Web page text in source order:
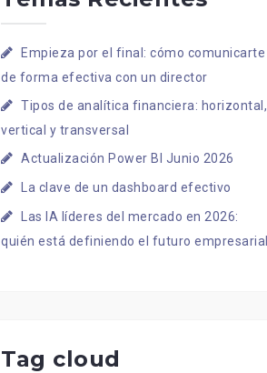
Empieza por el final: cómo comunicarte
de forma efectiva con un director
Tipos de analítica financiera: horizontal,
vertical y transversal
Actualización Power BI Junio 2026
La clave de un dashboard efectivo
Las IA líderes del mercado en 2026:
quién está definiendo el futuro empresarial
Tag cloud